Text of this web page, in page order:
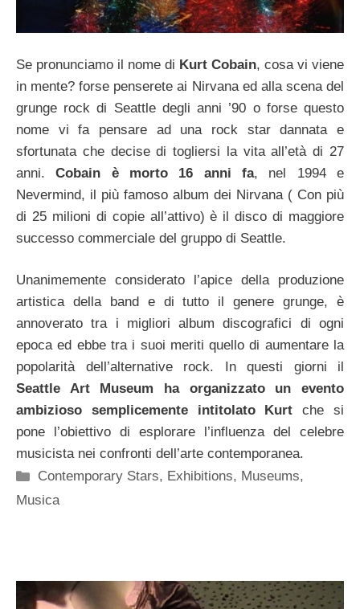
Se pronunciamo il nome di Kurt Cobain, cosa vi viene
in mente? forse penserete ai Nirvana ed alla scena del
grunge rock di Seattle degli anni ’90 o forse questo
nome vi fa pensare ad una rock star dannata e
sfortunata che decise di togliersi la vita all’età di 27
anni. Cobain è morto 16 anni fa, nel 1994 e
Nevermind, il più famoso album dei Nirvana ( Con più
di 25 milioni di copie all’attivo) è il disco di maggiore
successo commerciale del gruppo di Seattle.
Unanimemente considerato l’apice della produzione
artistica della band e di tutto il genere grunge, è
annoverato tra i migliori album discografici di ogni
epoca ed ebbe tra i suoi meriti quello di aumentare la
popolarità dell’alternative rock. In questi giorni il
Seattle Art Museum ha organizzato un evento
ambizioso semplicemente intitolato Kurtche si
pone l’obiettivo di esplorare l’influenza del celebre
musicista nei confronti dell’arte contemporanea.
Categorie
Contemporary Stars, Exhibitions, Museums,
Musica